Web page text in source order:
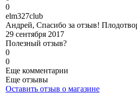
0
elm327club
Андрей, Спасибо за отзыв!
29 сентября 2017
Полезный отзыв?
0
0
Еще комментарии
Еще отзывы
Оставить отзыв о магазине